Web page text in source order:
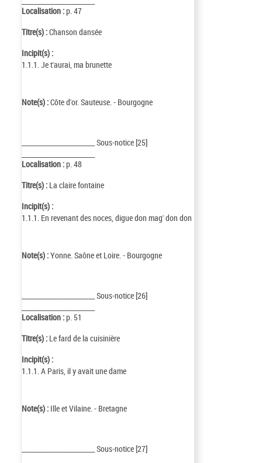
Localisation :p. 47
Titre(s) :Chanson dansée
Incipit(s) :
1.1.1. Je t'aurai, ma brunette
Note(s) :Côte d'or. Sauteuse. - Bourgogne
_________________________ Sous-notice [25]
Localisation :p. 48
Titre(s) : La claire fontaine
Incipit(s) :
1.1.1. En revenant des noces, digue don mag' don don
Note(s) :Yonne. Saône et Loire. - Bourgogne
_________________________ Sous-notice [26]
Localisation :p. 51
Titre(s) : Le fard de la cuisinière
Incipit(s) :
1.1.1. A Paris, il y avait une dame
Note(s) : Ille et Vilaine. - Bretagne
_________________________ Sous-notice [27]